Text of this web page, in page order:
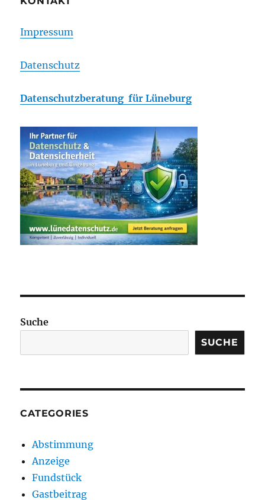
Impressum
Datenschutz
Datenschutzberatung für Lüneburg
Suche
SUCHE
CATEGORIES
Abstimmung
Anzeige
Fundstück
Gastbeitrag